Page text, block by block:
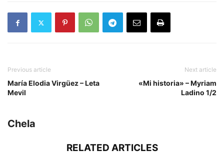
Previous article
María Elodia Virgüez – Leta
Mevil
Next article
«Mi historia» – Myriam
Ladino 1/2
Chela
RELATED ARTICLES